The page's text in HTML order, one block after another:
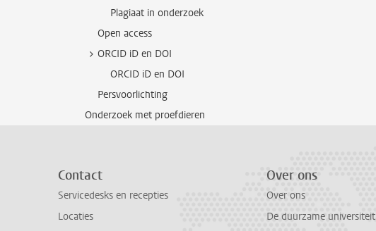
Plagiaat in onderzoek
Open access
ORCID iD en DOI
ORCID iD en DOI
Persvoorlichting
Onderzoek met proefdieren
Contact
Servicedesks en recepties
Locaties
Over ons
Over ons
De duurzame universiteit